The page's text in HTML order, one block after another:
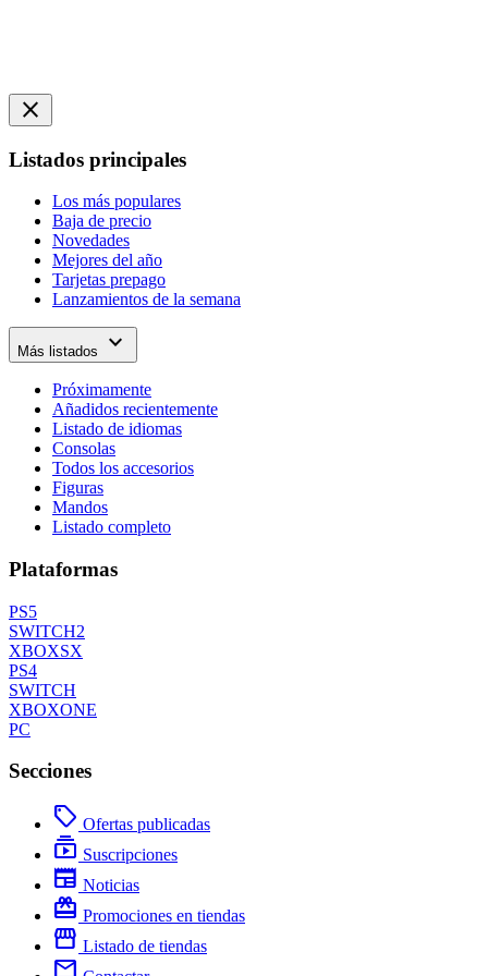
close
Listados principales
Los más populares
Baja de precio
Novedades
Mejores del año
Tarjetas prepago
Lanzamientos de la semana
Más listados expand_more
Próximamente
Añadidos recientemente
Listado de idiomas
Consolas
Todos los accesorios
Figuras
Mandos
Listado completo
Plataformas
PS5
SWITCH2
XBOXSX
PS4
SWITCH
XBOXONE
PC
Secciones
local_offer Ofertas publicadas
subscriptions Suscripciones
newspaper Noticias
redeem Promociones en tiendas
storefront Listado de tiendas
mail